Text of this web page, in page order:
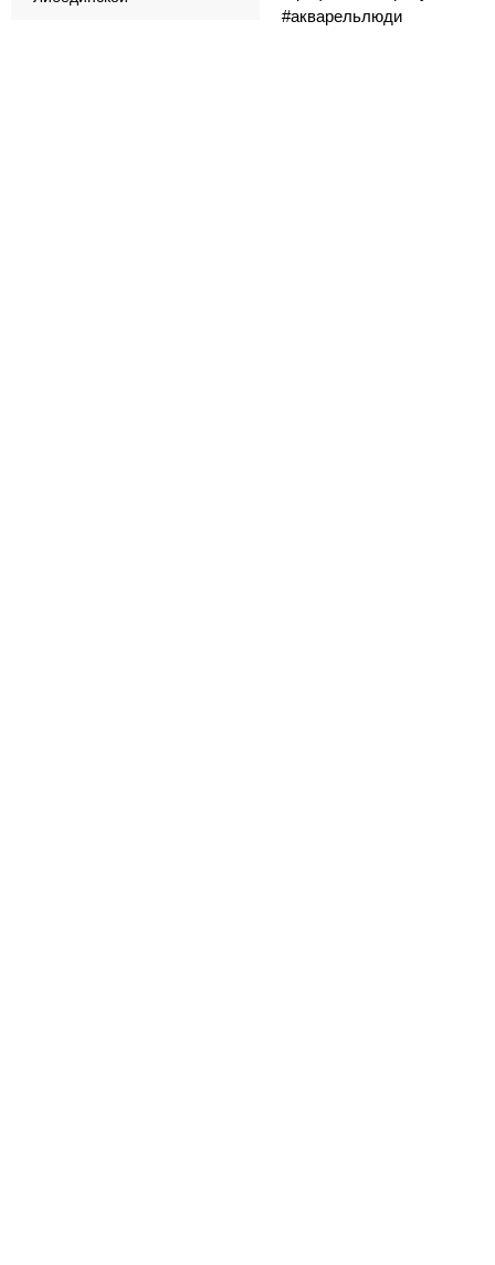
#акварельлюди